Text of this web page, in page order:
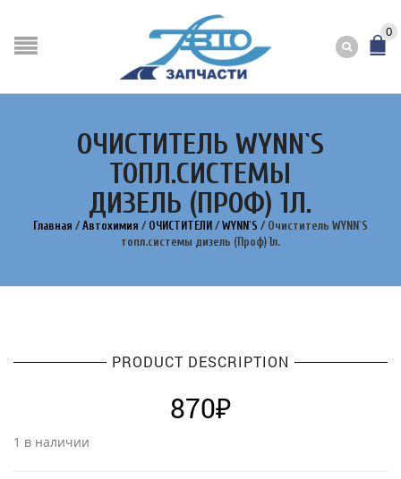
0
ОЧИСТИТЕЛЬ WYNN`S
ТОПЛ.СИСТЕМЫ
ДИЗЕЛЬ (ПРОФ) 1Л.
Главная / Автохимия / ОЧИСТИТЕЛИ / WYNN`S / Очиститель WYNN`S
топл.системы дизель (Проф) 1л.
PRODUCT DESCRIPTION
870₽
1 в наличии